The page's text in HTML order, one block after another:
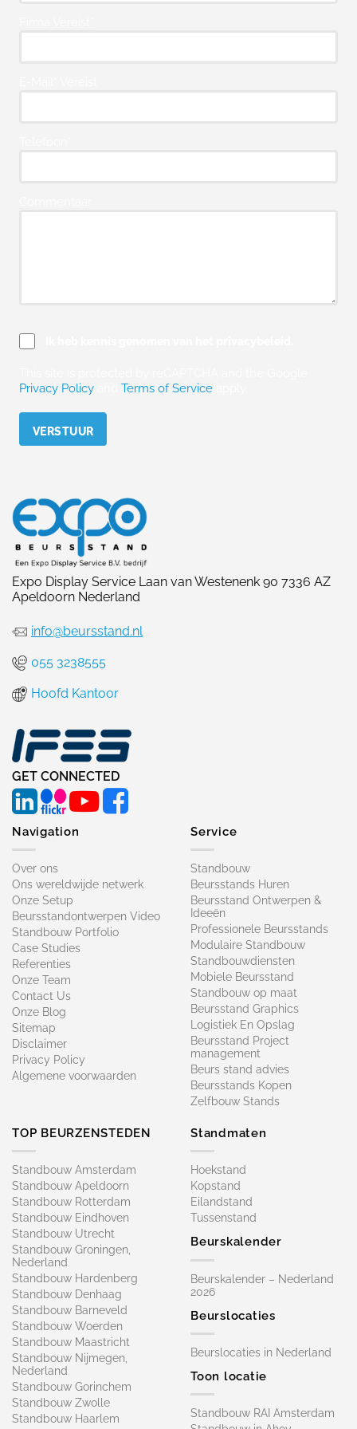
Privacy Policy
Terms of Service
Expo Display Service Laan van Westenenk 90 7336 AZ
Apeldoorn Nederland
info@beursstand.nl
055 3238555
Hoofd Kantoor
GET CONNECTED
Navigation
Over ons
Ons wereldwijde netwerk
Onze Setup
Beursstandontwerpen Video
Standbouw Portfolio
Case Studies
Referenties
Onze Team
Contact Us
Onze Blog
Sitemap
Disclaimer
Privacy Policy
Algemene voorwaarden
Service
Standbouw
Beursstands Huren
Beursstand Ontwerpen &
Ideeën
Professionele Beursstands
Modulaire Standbouw
Standbouwdiensten
Mobiele Beursstand
Standbouw op maat​
Beursstand Graphics
Logistiek En Opslag
Beursstand Project
management
Beurs stand advies
Beursstands Kopen
Zelfbouw Stands
TOP BEURZENSTEDEN
Standbouw Amsterdam
Standbouw Apeldoorn
Standbouw Rotterdam
Standbouw Eindhoven
Standbouw Utrecht
Standbouw Groningen,
Nederland
Standbouw Hardenberg
Standbouw Denhaag
Standbouw Barneveld
Standbouw Woerden
Standbouw Maastricht
Standbouw Nijmegen,
Nederland
Standbouw Gorinchem
Standbouw Zwolle
Standbouw Haarlem
Standmaten
Hoekstand
Kopstand
Eilandstand
Tussenstand
Beurskalender
Beurskalender – Nederland
2026
Beurslocaties
Beurslocaties in Nederland
Toon locatie
Standbouw RAI Amsterdam